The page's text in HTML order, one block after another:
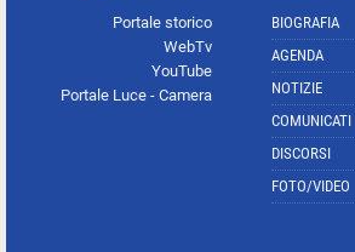
Portale storico
WebTv
YouTube
Portale Luce - Camera
BIOGRAFIA
AGENDA
NOTIZIE
COMUNICATI
DISCORSI
FOTO/VIDEO